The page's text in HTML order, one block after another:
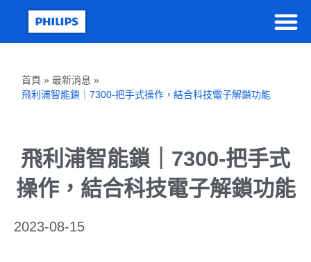
首頁 » 最新消息 »
飛利浦智能鎖｜7300-把手式操作，結合科技電子解鎖功能
飛利浦智能鎖｜7300-把手式
操作，結合科技電子解鎖功能
2023-08-15